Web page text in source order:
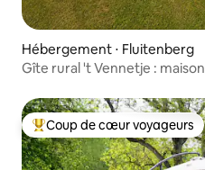
Hébergement ⋅ Fluitenberg
Gîte rural 't Vennetje :
Coups de cœur voyageurs
Coup de cœur voyageurs